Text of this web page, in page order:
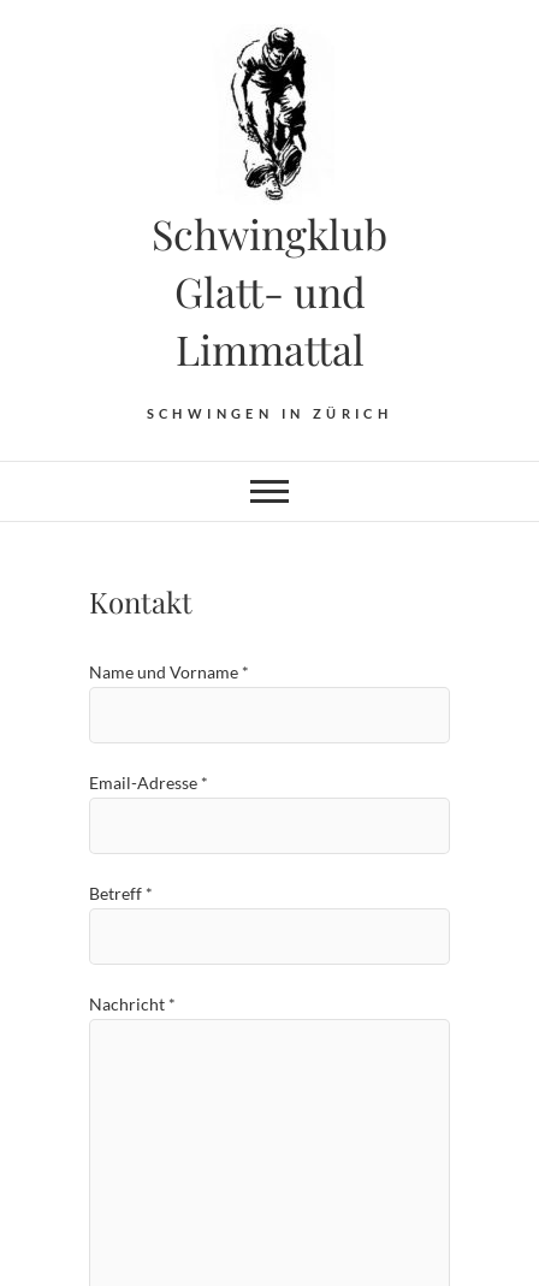
Schwingklub
Glatt- und
Limmattal
SCHWINGEN IN ZÜRICH
Kontakt
Name und Vorname *
Email-Adresse *
Betreff *
Nachricht *